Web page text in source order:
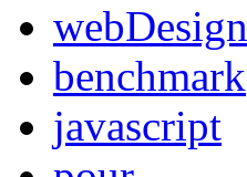
webDesign
benchmark
javascript